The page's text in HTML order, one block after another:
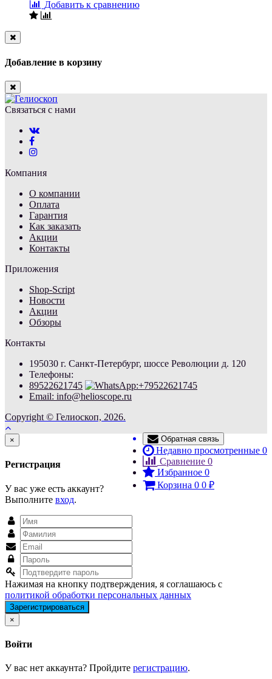
Добавить к сравнению
Close
Добавление в корзину
Close
Связаться с нами
Компания
О компании
Оплата
Гарантия
Как заказать
Акции
Контакты
Приложения
Shop-Script
Новости
Акции
Обзоры
Контакты
195030 г. Санкт-Петербург, шоссе Революции д. 120
Телефоны:
89522621745
Email: info@helioscope.ru
Copyright © Гелиоскоп, 2026.
Обратная связь
Недавно просмотренные 0
Сравнение 0
Избранное 0
Корзина 0 0 ₽
×
Регистрация
У вас уже есть аккаунт?
Выполните вход.
Нажимая на кнопку подтверждения, я соглашаюсь с
политикой обработки персональных данных
×
Войти
У вас нет аккаунта? Пройдите регистрацию.